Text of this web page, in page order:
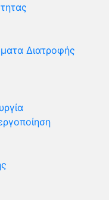
Διατροφής